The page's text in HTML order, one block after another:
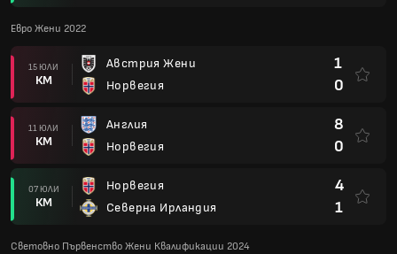
Евро Жени 2022
15 ЮЛИ
КМ
Австрия Жени
Норвегия
1
0
11 ЮЛИ
КМ
Англия
Норвегия
8
0
07 ЮЛИ
КМ
Норвегия
Северна Ирландия
4
1
Световно Първенство Жени Квалификации 2024